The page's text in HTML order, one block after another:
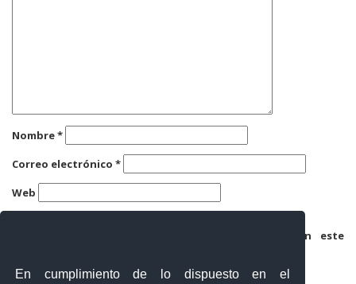
En cumplimiento de lo dispuesto en el
Nombre*
Correo electrónico *
Web
Guarda mi nombre, correo electrónico y web en este